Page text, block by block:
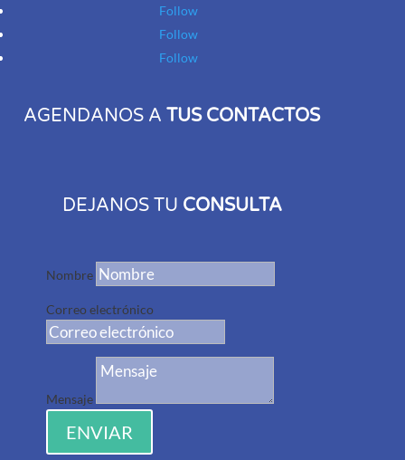
Follow
Follow
Follow
AGENDANOS ATUS CONTACTOS
DEJANOS TU CONSULTA
Nombre
Correo electrónico
Mensaje
ENVIAR